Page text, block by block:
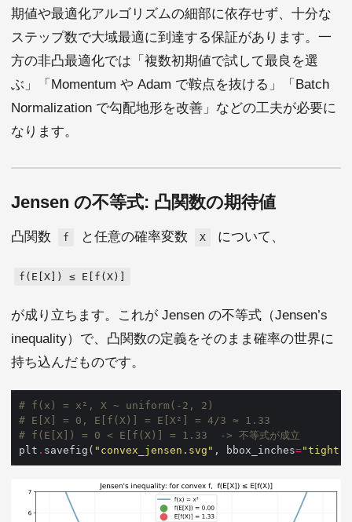
期値や最適化アルゴリズムの細部に依存せず、十分な
ステップ数で大域最適に到達する保証があります。一
方の非凸最適化では「複数初期値で試して最良を選
ぶ」「Momentum や Adam で鞍点を抜ける」「Batch
Normalization で勾配地形を改善」などの工夫が必要に
なります。
Jensen の不等式: 凸関数の期待値
凸関数 f と任意の確率変数 X について、
f(E[X]) ≤ E[f(X)]
が成り立ちます。これが Jensen の不等式（Jensen’s
inequality）で、凸関数の定義をそのまま確率の世界に
持ち込んだものです。
# f(x) = x², X ~ uniform(-2, 2)
# E[X] = 0, E[f(X)] = E[X²] = 4/3 ≈ 1.33
# f(E[X]) = 0 < E[f(X)] = 1.33  -> 不等式が成立
plt . savefig( "convex_jensen.svg" , bbox_inches="tight"